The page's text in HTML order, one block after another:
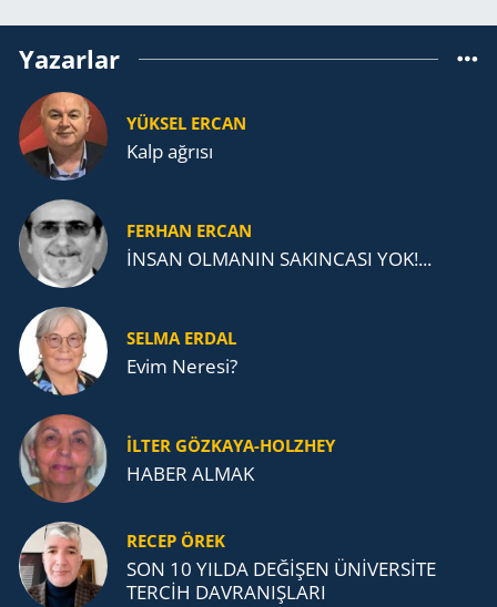
Yazarlar
YÜKSEL ERCAN
Kalp ağrısı
FERHAN ERCAN
İNSAN OLMANIN SAKINCASI YOK!...
SELMA ERDAL
Evim Neresi?
İLTER GÖZKAYA-HOLZHEY
HABER ALMAK
RECEP ÖREK
SON 10 YILDA DEĞİŞEN ÜNİVERSİTE
TERCİH DAVRANIŞLARI